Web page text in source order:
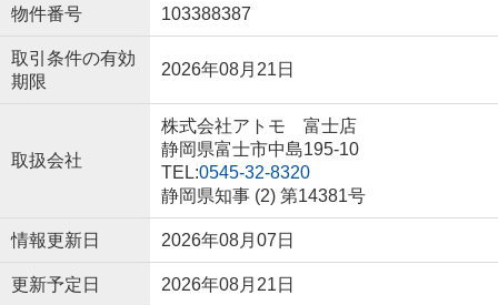
物件番号 103388387
取引条件の有効
期限
2026年08月21日
取扱会社
株式会社アトモ 富士店
静岡県富士市中島195-10
TEL:0545-32-8320
静岡県知事 (2) 第14381号
情報更新日 2026年08月07日
更新予定日 2026年08月21日